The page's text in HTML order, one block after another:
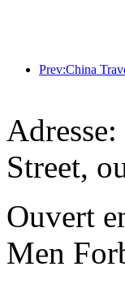
Street,
Ouvert
Men